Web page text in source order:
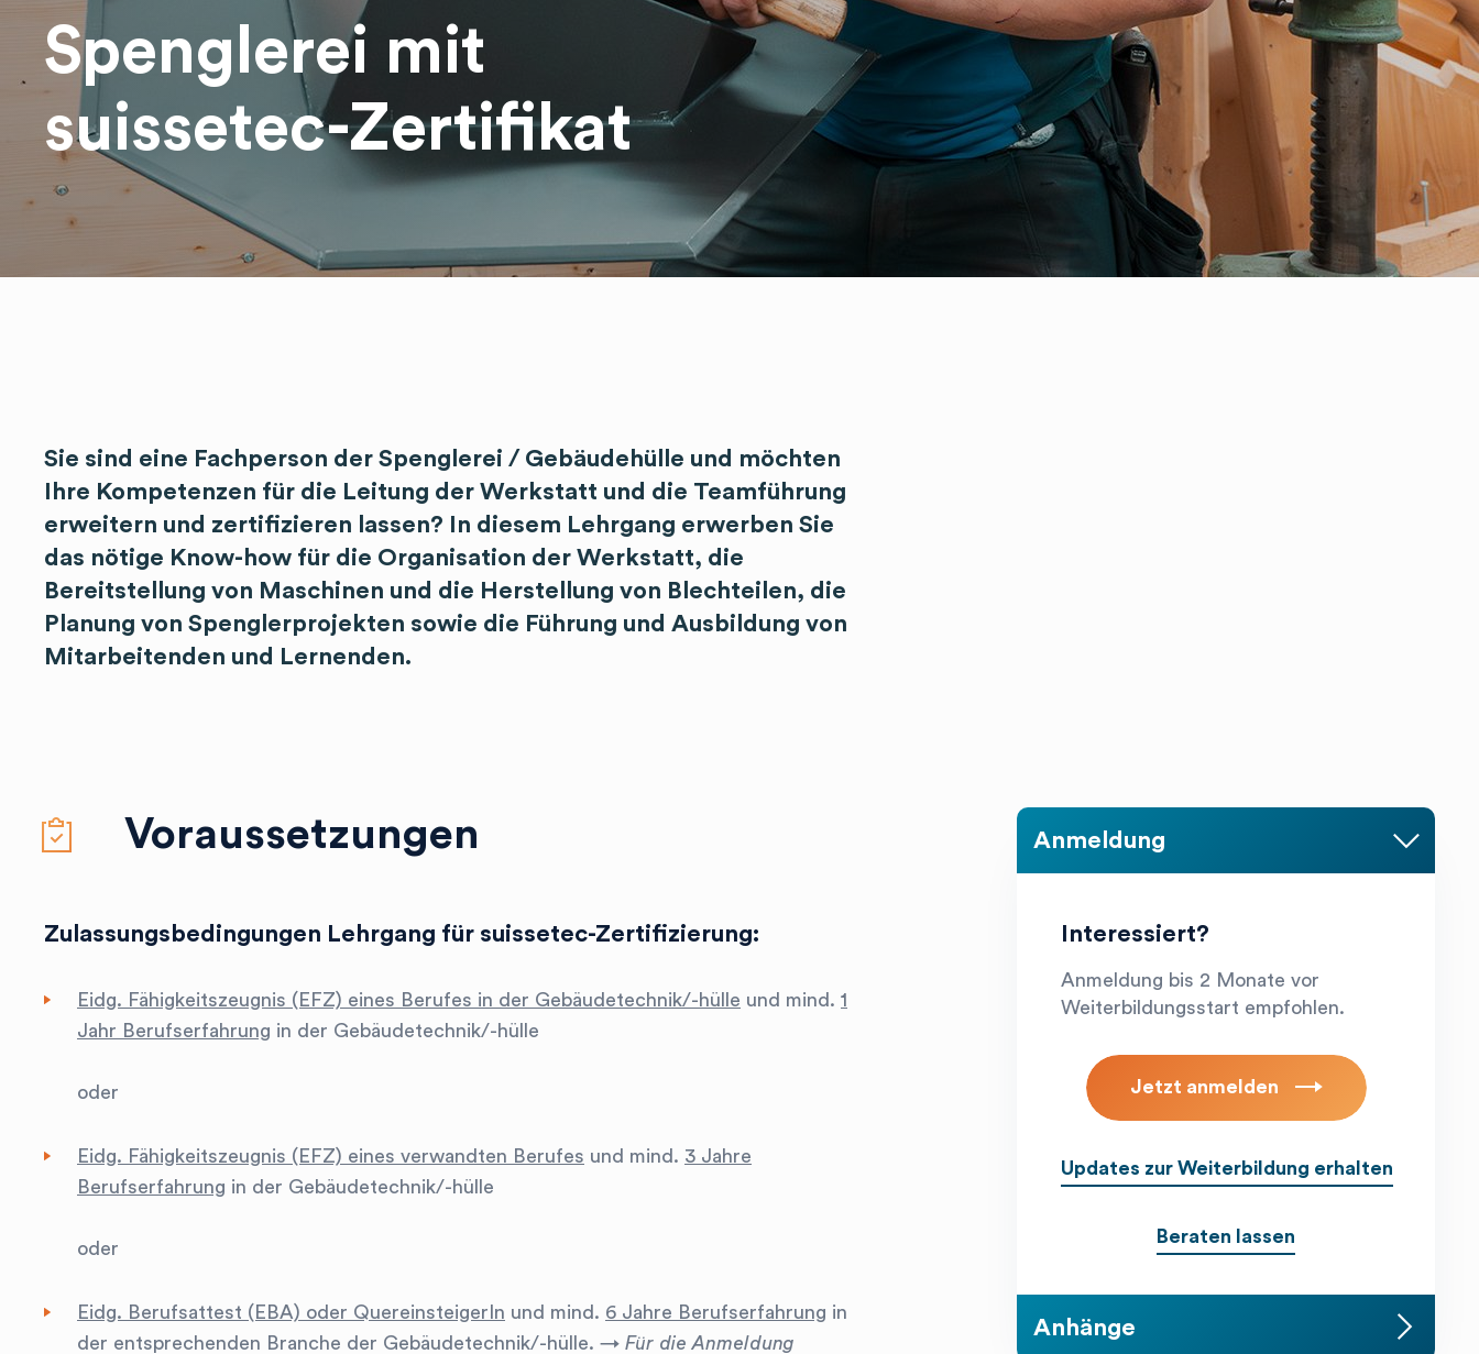
Spenglerei mit
suissetec-Zertifikat
Sie sind eine Fachperson der Spenglerei / Gebäudehülle und möchten
Ihre Kompetenzen für die Leitung der Werkstatt und die Teamführung
erweitern und zertifizieren lassen? In diesem Lehrgang erwerben Sie
das nötige Know-how für die Organisation der Werkstatt, die
Bereitstellung von Maschinen und die Herstellung von Blechteilen, die
Planung von Spenglerprojekten sowie die Führung und Ausbildung von
Mitarbeitenden und Lernenden.
line_arrow_right
Interessiert?
Anmeldung bis 2 Monate vor
Weiterbildungsstart empfohlen.
Updates zur Weiterbildung erhalten
Beraten lassen
line_arrow_right
requirements Voraussetzungen
Zulassungsbedingungen Lehrgang für suissetec-Zertifizierung:
Eidg. Fähigkeitszeugnis (EFZ) eines Berufes in der Gebäudetechnik/-hülle und mind. 1
Jahr Berufserfahrung in der Gebäudetechnik/-hülle
oder
Eidg. Fähigkeitszeugnis (EFZ) eines verwandten Berufes und mind. 3 Jahre
Berufserfahrung in der Gebäudetechnik/-hülle
oder
Eidg. Berufsattest (EBA) oder QuereinsteigerIn und mind. 6 Jahre Berufserfahrung in
der entsprechenden Branche der Gebäudetechnik/-hülle. → Für die Anmeldung